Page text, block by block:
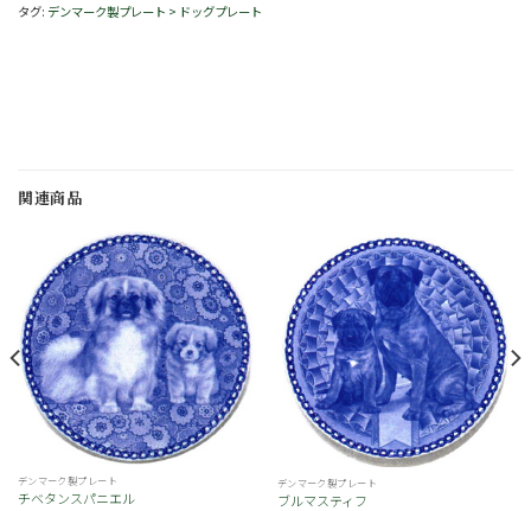
タグ: デンマーク製プレート > ドッグプレート
関連商品
お
気
に
入
り
デンマーク製プレート
チベタンスパニエル
お
気
に
入
り
デンマーク製プレート
ブルマスティフ